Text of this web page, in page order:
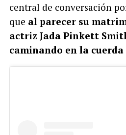
central de conversación
que al parecer su
actriz Jada Pinkett
caminando en la